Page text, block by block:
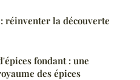
réinventer la découverte
fondant : une
des épices